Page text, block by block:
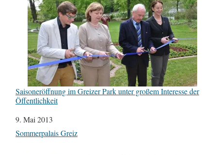
Saisoneröffnung im Greizer Park unter großem Interesse der
Öffentlichkeit
Datum
9. Mai 2013
In Bezug auf
Sommerpalais Greiz